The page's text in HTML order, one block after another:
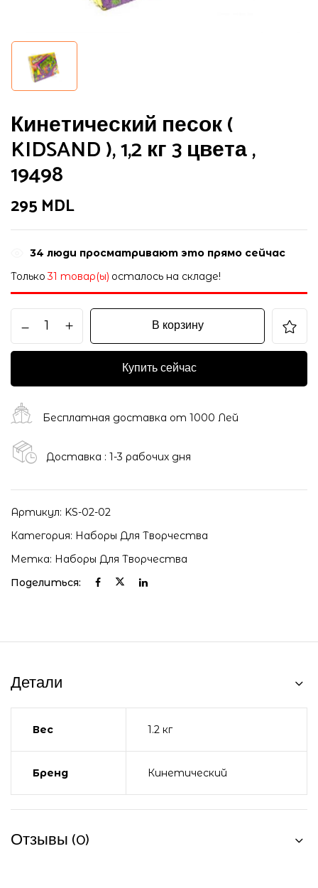
Кинетический песок (
KIDSAND ), 1,2 кг 3 цвета ,
19498
295 MDL
34 люди просматривают это прямо сейчас
Только 31 товар(ы) осталось на складе!
В корзину
Купить сейчас
Бесплатная доставка от 1000 Лей
Доставка : 1-3 рабочих дня
Артикул: KS-02-02
Категория: Наборы Для Творчества
Метка: Наборы Для Творчества
Поделиться:
Детали
Вес 1.2 кг
Бренд Кинетический
Отзывы (0)